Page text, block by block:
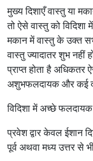
मुख्य दिशाएँ वास्तु या
तो ऐसे वास्तु को विदिशा
मकान में वास्तु के उक्त
वास्तु ज्यादातर शुभ
प्राप्त होता है अधिकतर
अशुभफलदायक और कई
विदिशा में अच्छे
प्रवेश द्वार केवल ईशान
पूर्व अथवा मध्य उत्तर से